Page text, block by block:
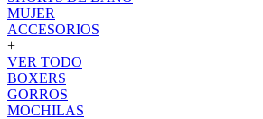
MUJER
ACCESORIOS
+
VER TODO
BOXERS
GORROS
MOCHILAS